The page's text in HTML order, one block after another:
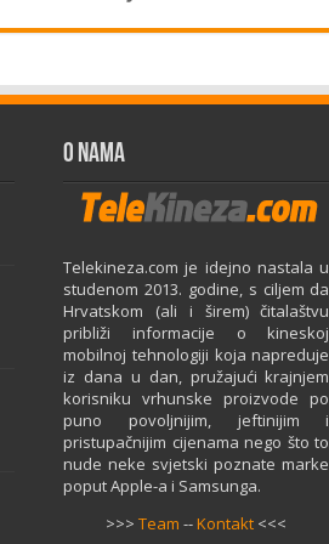
O Nama
Telekineza.com je idejno nastala u
studenom 2013. godine, s ciljem da
Hrvatskom (ali i širem) čitalaštvu
približi informacije o kineskoj
mobilnoj tehnologiji koja napreduje
iz dana u dan, pružajući krajnjem
korisniku vrhunske proizvode po
puno povoljnijim, jeftinijim i
pristupačnijim cijenama nego što to
nude neke svjetski poznate marke
poput Apple-a i Samsunga.
>>>Team --Kontakt <<<